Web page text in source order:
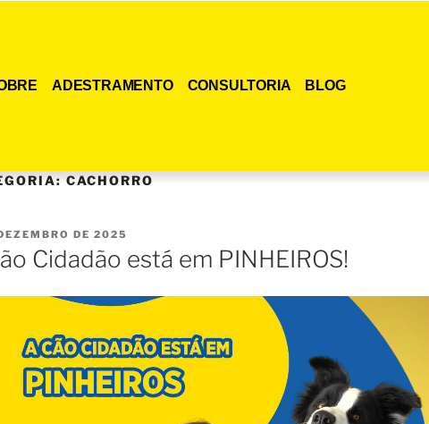
ADESTRAMENTO CONSULTORIA BLOG
CACHORRO
DE 2025
Cidadão está em PINHEIROS!